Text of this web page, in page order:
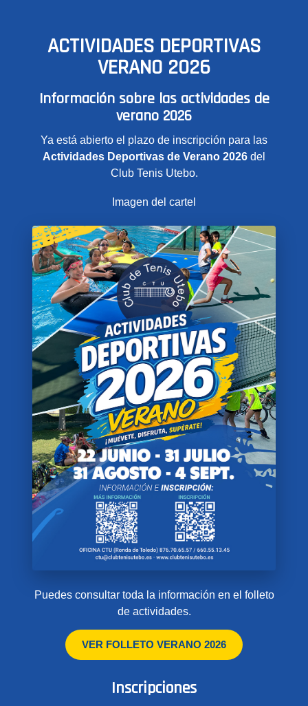
ACTIVIDADES DEPORTIVAS
VERANO 2026
Información sobre las actividades de
verano 2026
Ya está abierto el plazo de inscripción para las
Actividades Deportivas de Verano 2026 del
Club Tenis Utebo.
Imagen del cartel
Puedes consultar toda la información en el folleto
de actividades.
VER FOLLETO VERANO 2026
Inscripciones